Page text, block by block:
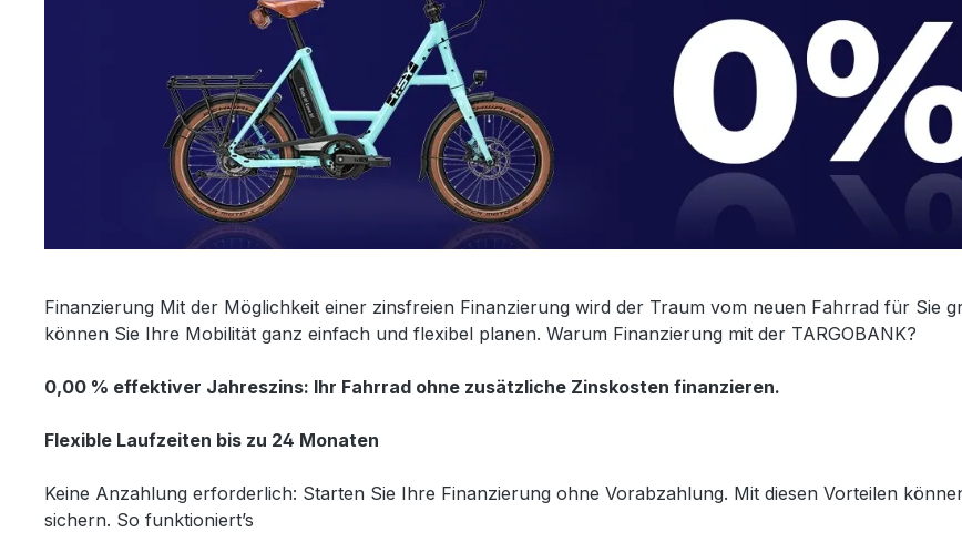
Finanzierung Mit der Möglichkeit einer zinsfreien Finanzierung wird der Traum vom neuen Fahrrad für Sie
können Sie Ihre Mobilität ganz einfach und flexibel planen. Warum Finanzierung mit der TARGOBANK?
0,00 % effektiver Jahreszins: Ihr Fahrrad ohne zusätzliche Zinskosten finanzieren.
Flexible Laufzeiten bis zu 24 Monaten
Keine Anzahlung erforderlich: Starten Sie Ihre Finanzierung ohne Vorabzahlung. Mit diesen Vorteilen
sichern. So funktioniert’s